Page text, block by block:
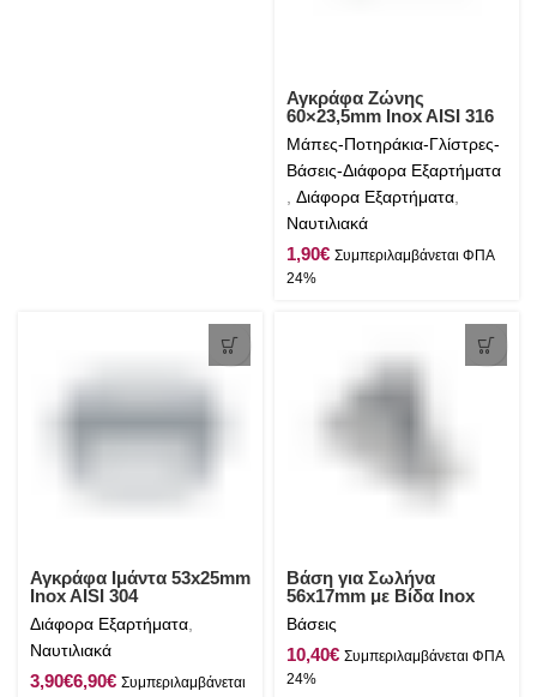
Αγκράφα Ζώνης
60×23,5mm Inox AISI 316
Μάπες-Ποτηράκια-Γλίστρες-
Βάσεις-Διάφορα Εξαρτήματα
Διάφορα Εξαρτήματα
Ναυτιλιακά
€
Αγκράφα Ιμάντα 53x25mm
Inox AISI 304
Διάφορα Εξαρτήματα
Ναυτιλιακά
€ €
Βάση για Σωλήνα
56x17mm με Βίδα Inox
AISI 316
Βάσεις
€